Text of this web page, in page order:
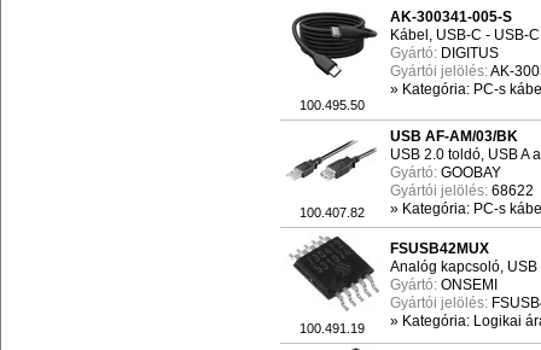
100.495.50
AK-300341-005-S
Kábel, USB-C - USB-
Gyártó: DIGITUS
Gyártói jelölés:AK-
» Kategória: PC-s
100.407.82
USB AF-AM/03/BK
USB 2.0 toldó, USB A
Gyártó: GOOBAY
Gyártói jelölés: 68622
» Kategória: PC-s
100.491.19
FSUSB42MUX
Analóg kapcsoló,
Gyártó: ONSEMI
Gyártói jelölés:
» Kategória: Logikai